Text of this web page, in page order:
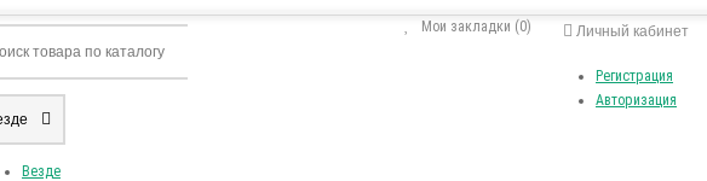
Личный кабинет
Регистрация
Авторизация
Мои закладки (0)
Везде